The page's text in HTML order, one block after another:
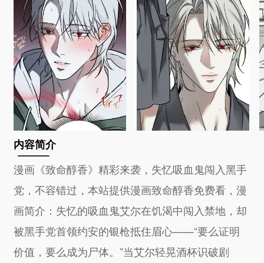
内容简介
漫画《致命醇香》精彩来袭，失忆吸血鬼闯入黑手
党，不容错过，本站提供漫画致命醇香免费看，漫
画简介：失忆的吸血鬼艾尔在饥渴中闯入禁地，却
被黑手党首领约安的银枪抵住眉心——“要么证明
价值，要么成为尸体。”当艾尔轻晃酒杯识破剧